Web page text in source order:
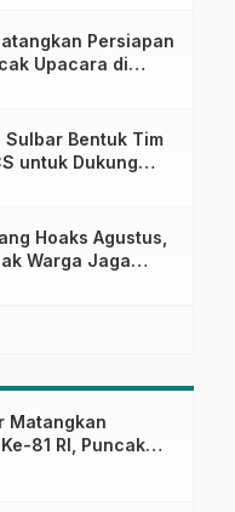
Persiapan
Upacara di
Sulbar Bentuk Tim
untuk Dukung
di
Hoaks Agustus,
Warga Jaga
Matangkan
81 RI, Puncak
Ahmad